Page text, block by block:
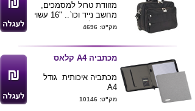
המוצר
מזוודת טרול למסמכים,
מחשב נייד וכו`.. "16 עשוי
מבד ניילון.
מק"ט: 4696
מכתביה A4 קלאס
מכתביה איכותית גודל
A4
מעוצבת בד איכותי סגירה
מק"ט: 10146